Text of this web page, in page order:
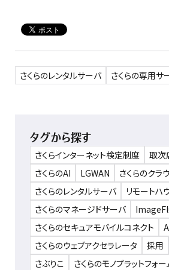
さくらのレンタルサーバ さくらの専用サ
タグから探す
さくらインターネット検定制度 取次
さくらのAI
LGWAN
さくらのクラ
さくらのレンタルサーバ
リモートハ
さくらのマネージドサーバ
さくらのセキュアモバイルコネクト
さくらのウェブアクセラレータ
採用
さぶりこ
さくらのモノプラットフォー